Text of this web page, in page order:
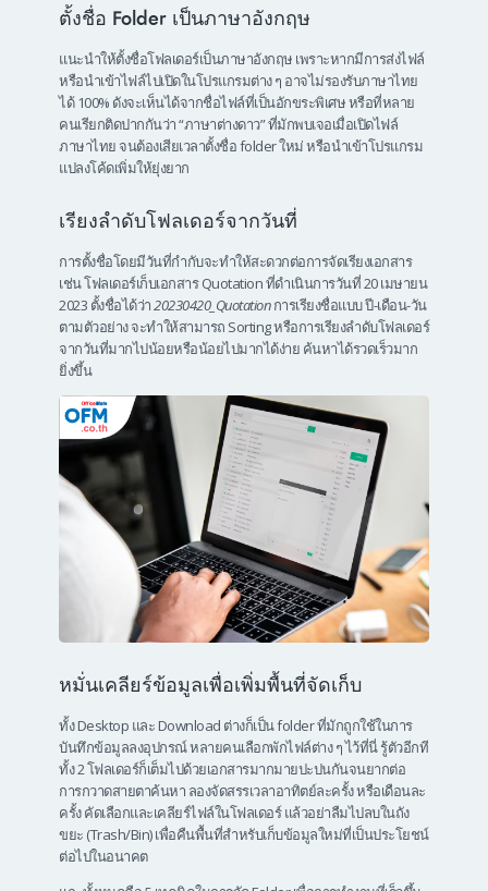
ตั้งชื่อ Folder เป็นภาษาอังกฤษ
แนะนำให้ตั้งชื่อโฟลเดอร์เป็นภาษาอังกฤษ เพราะหากมีการส่งไฟล์
หรือนำเข้าไฟล์ไปเปิดในโปรแกรมต่าง ๆ อาจไม่รองรับภาษาไทย
ได้ 100% ดังจะเห็นได้จากชื่อไฟล์ที่เป็นอักขระพิเศษ หรือที่หลาย
คนเรียกติดปากกันว่า “ภาษาต่างดาว” ที่มักพบเจอเมื่อเปิดไฟล์
ภาษาไทย จนต้องเสียเวลาตั้งชื่อ folder ใหม่ หรือนำเข้าโปรแกรม
แปลงโค้ดเพิ่มให้ยุ่งยาก
เรียงลำดับโฟลเดอร์จากวันที่
การตั้งชื่อโดยมีวันที่กำกับจะทำให้สะดวกต่อการจัดเรียงเอกสาร
เช่น โฟลเดอร์เก็บเอกสาร Quotation ที่ดำเนินการวันที่ 20 เมษายน
2023 ตั้งชื่อได้ว่า20230420_Quotationการเรียงชื่อแบบ ปี-เดือน-วัน
ตามตัวอย่าง จะทำให้สามารถ Sorting หรือการเรียงลำดับโฟลเดอร์
จากวันที่มากไปน้อยหรือน้อยไปมากได้ง่าย ค้นหาได้รวดเร็วมาก
ยิ่งขึ้น
หมั่นเคลียร์ข้อมูลเพื่อเพิ่มพื้นที่จัดเก็บ
ทั้ง Desktop และ Download ต่างก็เป็น folder ที่มักถูกใช้ในการ
บันทึกข้อมูลลงอุปกรณ์ หลายคนเลือกพักไฟล์ต่าง ๆ ไว้ที่นี่ รู้ตัวอีกที
ทั้ง 2 โฟลเดอร์ก็เต็มไปด้วยเอกสารมากมายปะปนกันจนยากต่อ
การกวาดสายตาค้นหา ลองจัดสรรเวลาอาทิตย์ละครั้ง หรือเดือนละ
ครั้ง คัดเลือกและเคลียร์ไฟล์ในโฟลเดอร์ แล้วอย่าลืมไปลบในถัง
ขยะ (Trash/Bin) เพื่อคืนพื้นที่สำหรับเก็บข้อมูลใหม่ที่เป็นประโยชน์
ต่อไปในอนาคต